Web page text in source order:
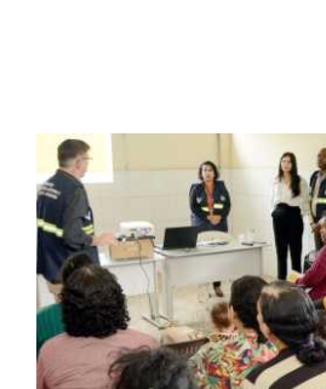
View
Larger
Image